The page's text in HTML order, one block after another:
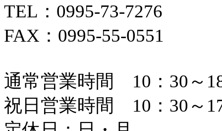
TEL：0995-73-7276
FAX：0995-55-0551
通常営業時間 10：30～
祝日営業時間 10：30～